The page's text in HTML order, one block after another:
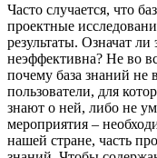
Часто случается, что
проектные
результаты. Означат ли
неэффективна? Не во
почему база знаний не
пользователи, для
знают о ней, либо не
мероприятия –
нашей стране, часть